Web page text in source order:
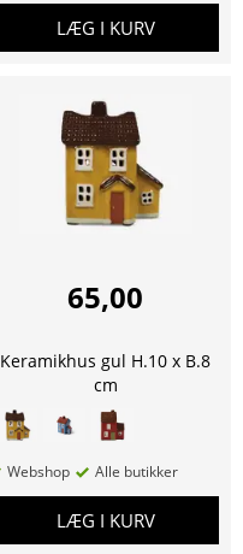
LÆG I KURV
65,00
Keramikhus gul H.10 x B.8
cm
Webshop Alle butikker
LÆG I KURV